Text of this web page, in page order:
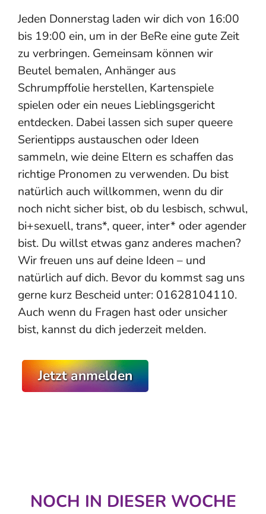
Jeden Donnerstag laden wir dich von 16:00
bis 19:00 ein, um in der BeRe eine gute Zeit
zu verbringen. Gemeinsam können wir
Beutel bemalen, Anhänger aus
Schrumpffolie herstellen, Kartenspiele
spielen oder ein neues Lieblingsgericht
entdecken. Dabei lassen sich super queere
Serientipps austauschen oder Ideen
sammeln, wie deine Eltern es schaffen das
richtige Pronomen zu verwenden. Du bist
natürlich auch willkommen, wenn du dir
noch nicht sicher bist, ob du lesbisch, schwul,
bi+sexuell, trans*, queer, inter* oder agender
bist. Du willst etwas ganz anderes machen?
Wir freuen uns auf deine Ideen – und
natürlich auf dich. Bevor du kommst sag uns
gerne kurz Bescheid unter: 01628104110.
Auch wenn du Fragen hast oder unsicher
bist, kannst du dich jederzeit melden.
Jetzt anmelden
NOCH IN DIESER WOCHE